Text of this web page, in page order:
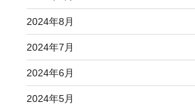
2024年8月
2024年7月
2024年6月
2024年5月